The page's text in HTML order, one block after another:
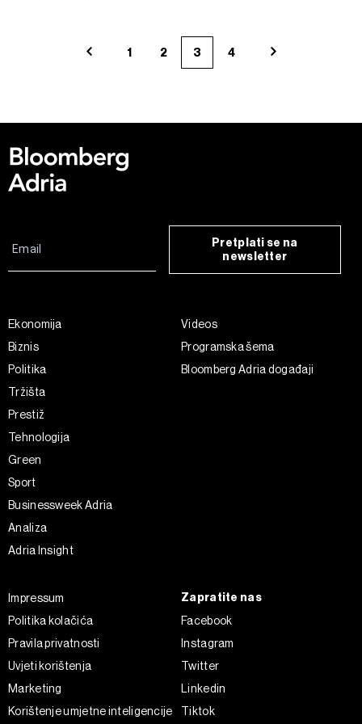
1 2 3 4
Pretplati se na
newsletter
Ekonomija
Biznis
Politika
Tržišta
Prestiž
Tehnologija
Green
Sport
Businessweek Adria
Analiza
Adria Insight
Videos
Programska šema
Bloomberg Adria događaji
Impressum
Politika kolačića
Pravila privatnosti
Uvjeti korištenja
Marketing
Korištenje umjetne inteligencije
Zapratite nas
Facebook
Instagram
Twitter
Linkedin
Tiktok